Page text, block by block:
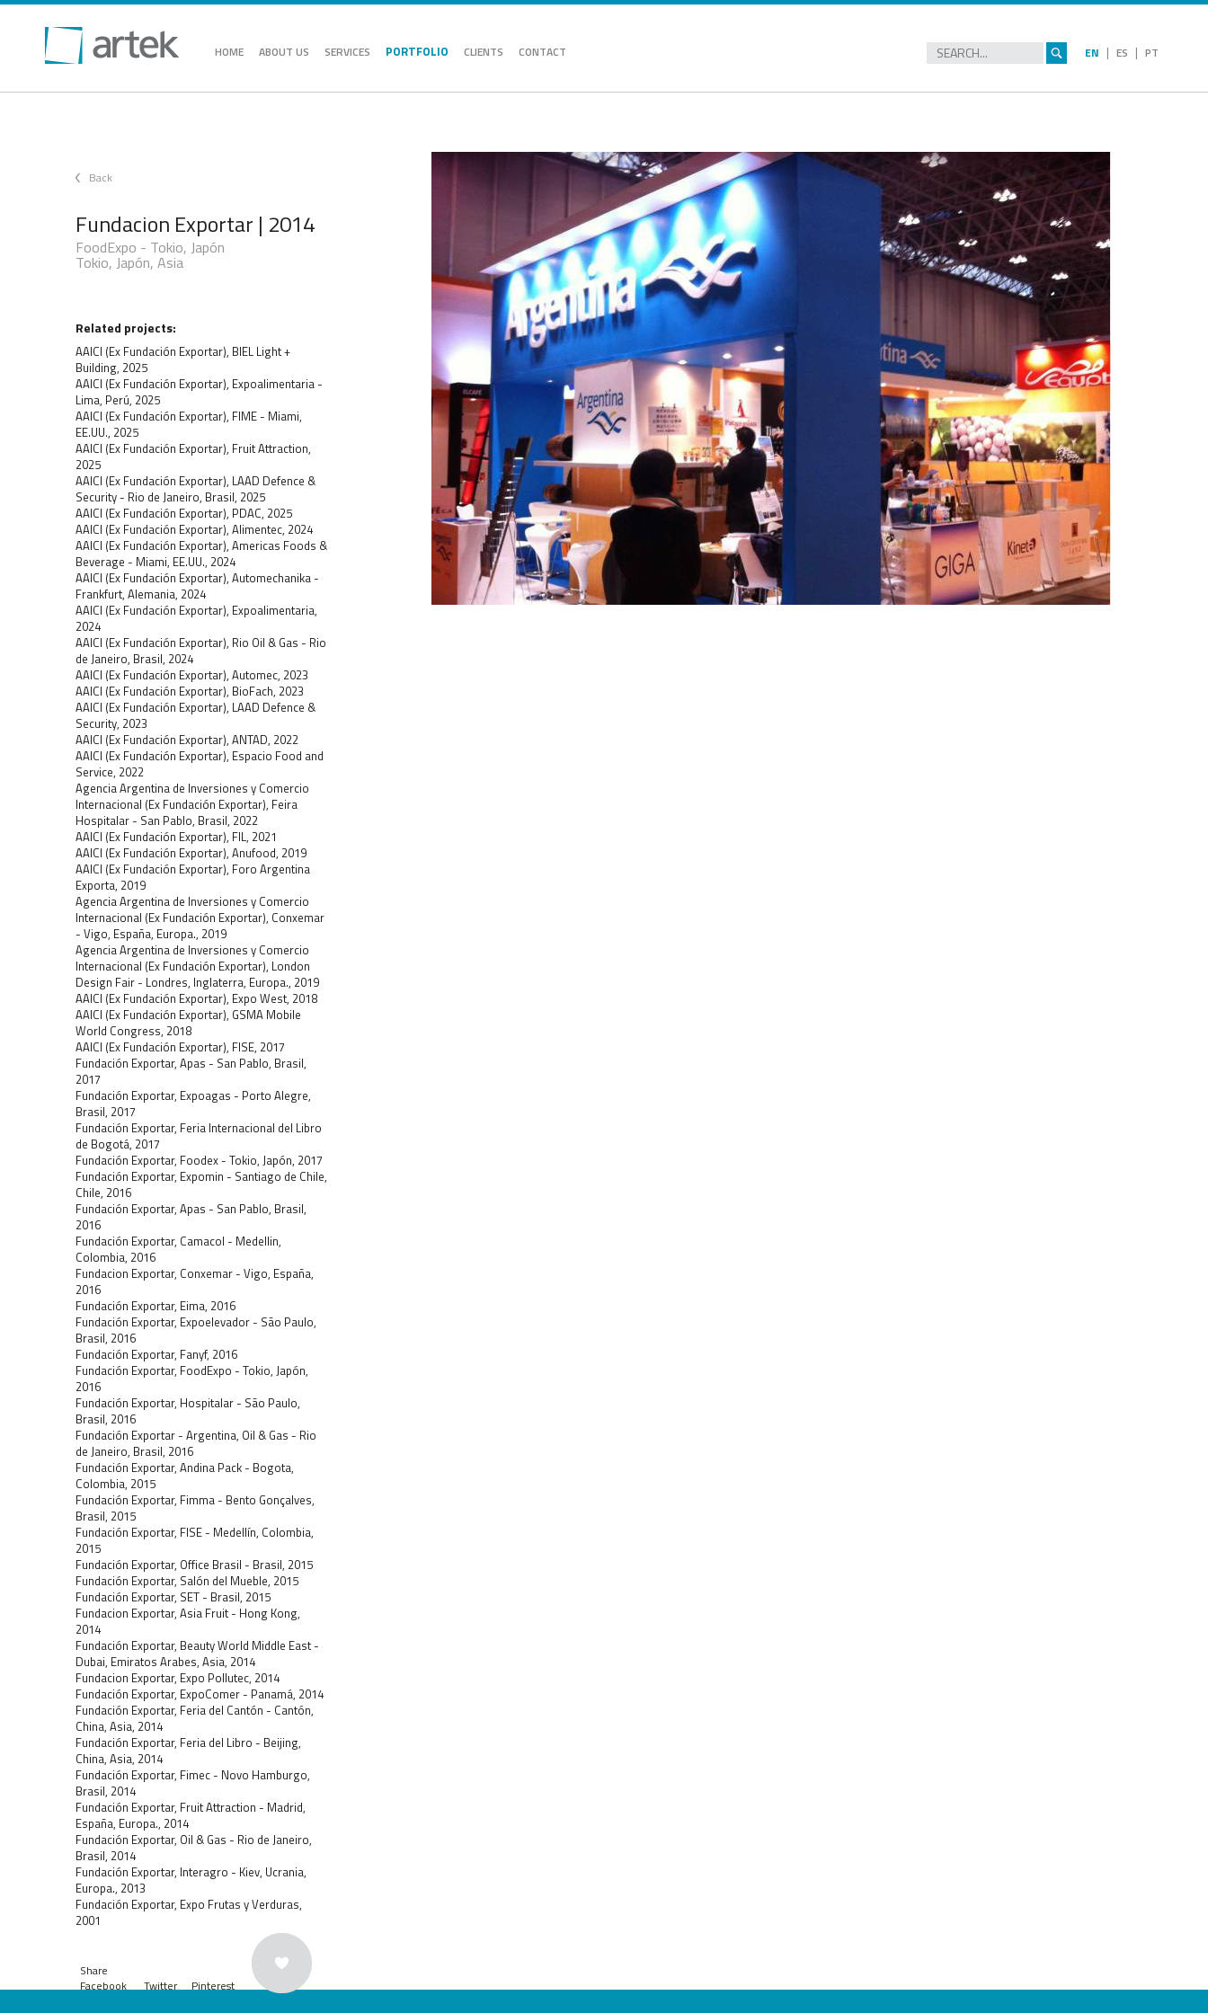
HOME ABOUT US SERVICES PORTFOLIO CLIENTS CONTACT EN | ES | PT
Back
Fundacion Exportar | 2014
FoodExpo - Tokio, Japón
Tokio, Japón, Asia
Related projects:
AAICI (Ex Fundación Exportar), BIEL Light +
Building, 2025
AAICI (Ex Fundación Exportar), Expoalimentaria -
Lima, Perú, 2025
AAICI (Ex Fundación Exportar), FIME - Miami,
EE.UU., 2025
AAICI (Ex Fundación Exportar), Fruit Attraction,
2025
AAICI (Ex Fundación Exportar), LAAD Defence &
Security - Rio de Janeiro, Brasil, 2025
AAICI (Ex Fundación Exportar), PDAC, 2025
AAICI (Ex Fundación Exportar), Alimentec, 2024
AAICI (Ex Fundación Exportar), Americas Foods &
Beverage - Miami, EE.UU., 2024
AAICI (Ex Fundación Exportar), Automechanika -
Frankfurt, Alemania, 2024
AAICI (Ex Fundación Exportar), Expoalimentaria,
2024
AAICI (Ex Fundación Exportar), Rio Oil & Gas - Rio
de Janeiro, Brasil, 2024
AAICI (Ex Fundación Exportar), Automec, 2023
AAICI (Ex Fundación Exportar), BioFach, 2023
AAICI (Ex Fundación Exportar), LAAD Defence &
Security, 2023
AAICI (Ex Fundación Exportar), ANTAD, 2022
AAICI (Ex Fundación Exportar), Espacio Food and
Service, 2022
Agencia Argentina de Inversiones y Comercio
Internacional (Ex Fundación Exportar), Feira
Hospitalar - San Pablo, Brasil, 2022
AAICI (Ex Fundación Exportar), FIL, 2021
AAICI (Ex Fundación Exportar), Anufood, 2019
AAICI (Ex Fundación Exportar), Foro Argentina
Exporta, 2019
Agencia Argentina de Inversiones y Comercio
Internacional (Ex Fundación Exportar), Conxemar
- Vigo, España, Europa., 2019
Agencia Argentina de Inversiones y Comercio
Internacional (Ex Fundación Exportar), London
Design Fair - Londres, Inglaterra, Europa., 2019
AAICI (Ex Fundación Exportar), Expo West, 2018
AAICI (Ex Fundación Exportar), GSMA Mobile
World Congress, 2018
AAICI (Ex Fundación Exportar), FISE, 2017
Fundación Exportar, Apas - San Pablo, Brasil,
2017
Fundación Exportar, Expoagas - Porto Alegre,
Brasil, 2017
Fundación Exportar, Feria Internacional del Libro
de Bogotá, 2017
Fundación Exportar, Foodex - Tokio, Japón, 2017
Fundación Exportar, Expomin - Santiago de Chile,
Chile, 2016
Fundación Exportar, Apas - San Pablo, Brasil,
2016
Fundación Exportar, Camacol - Medellin,
Colombia, 2016
Fundacion Exportar, Conxemar - Vigo, España,
2016
Fundación Exportar, Eima, 2016
Fundación Exportar, Expoelevador - São Paulo,
Brasil, 2016
Fundación Exportar, Fanyf, 2016
Fundación Exportar, FoodExpo - Tokio, Japón,
2016
Fundación Exportar, Hospitalar - São Paulo,
Brasil, 2016
Fundación Exportar - Argentina, Oil & Gas - Rio
de Janeiro, Brasil, 2016
Fundación Exportar, Andina Pack - Bogota,
Colombia, 2015
Fundación Exportar, Fimma - Bento Gonçalves,
Brasil, 2015
Fundación Exportar, FISE - Medellín, Colombia,
2015
Fundación Exportar, Office Brasil - Brasil, 2015
Fundación Exportar, Salón del Mueble, 2015
Fundación Exportar, SET - Brasil, 2015
Fundacion Exportar, Asia Fruit - Hong Kong,
2014
Fundación Exportar, Beauty World Middle East -
Dubai, Emiratos Arabes, Asia, 2014
Fundacion Exportar, Expo Pollutec, 2014
Fundación Exportar, ExpoComer - Panamá, 2014
Fundación Exportar, Feria del Cantón - Cantón,
China, Asia, 2014
Fundación Exportar, Feria del Libro - Beijing,
China, Asia, 2014
Fundación Exportar, Fimec - Novo Hamburgo,
Brasil, 2014
Fundación Exportar, Fruit Attraction - Madrid,
España, Europa., 2014
Fundación Exportar, Oil & Gas - Rio de Janeiro,
Brasil, 2014
Fundación Exportar, Interagro - Kiev, Ucrania,
Europa., 2013
Fundación Exportar, Expo Frutas y Verduras,
2001
Share
Facebook
Twitter Pinterest